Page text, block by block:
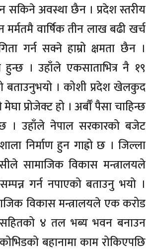
सकिने अवस्था छैन । प्रदेश स्तरीय
वार्षिक तीन लाख बढी खर्च
गर्न सक्ने हाम्रो क्षमता छैन ।
हुन्छ । उहाँले एकसाताभित्र नै १९
बताउनुभयो । कोशी प्रदेश खेलकुद
प्रोजेक्ट हो । अर्बौँ पैसा चाहिन्छ
। उहाँले नेपाल सरकारको बजेट
निर्माण हुन गाह्रो छ । जिल्ला
सामाजिक विकास मन्त्रालयले
गर्न नपाएको बताउनु भयो ।
विकास मन्त्रालयले एक करोड
४ तल भब्य भवन बनाउन
बहानामा काम रोकिएपछि